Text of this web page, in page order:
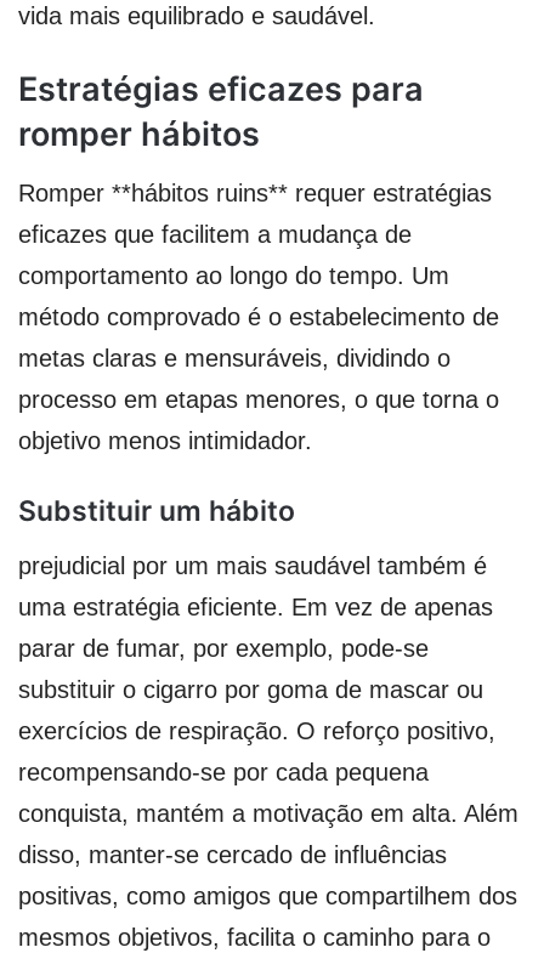
vida mais equilibrado e saudável.
Estratégias eficazes para
romper hábitos
Romper **hábitos ruins** requer estratégias
eficazes que facilitem a mudança de
comportamento ao longo do tempo. Um
método comprovado é o estabelecimento de
metas claras e mensuráveis, dividindo o
processo em etapas menores, o que torna o
objetivo menos intimidador.
Substituir um hábito
prejudicial por um mais saudável também é
uma estratégia eficiente. Em vez de apenas
parar de fumar, por exemplo, pode-se
substituir o cigarro por goma de mascar ou
exercícios de respiração. O reforço positivo,
recompensando-se por cada pequena
conquista, mantém a motivação em alta. Além
disso, manter-se cercado de influências
positivas, como amigos que compartilhem dos
mesmos objetivos, facilita o caminho para o